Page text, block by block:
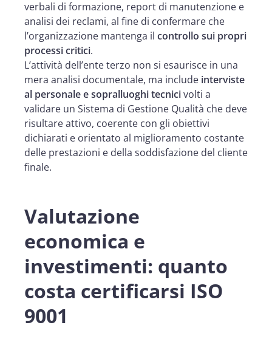
verbali di formazione, report di manutenzione e
analisi dei reclami, al fine di confermare che
l’organizzazione mantenga il controllo sui propri
processi critici.
L’attività dell’ente terzo non si esaurisce in una
mera analisi documentale, ma include interviste
al personale e sopralluoghi tecnicivolti a
validare un Sistema di Gestione Qualità che deve
risultare attivo, coerente con gli obiettivi
dichiarati e orientato al miglioramento costante
delle prestazioni e della soddisfazione del cliente
finale.
Valutazione
economica e
investimenti: quanto
costa certificarsi ISO
9001